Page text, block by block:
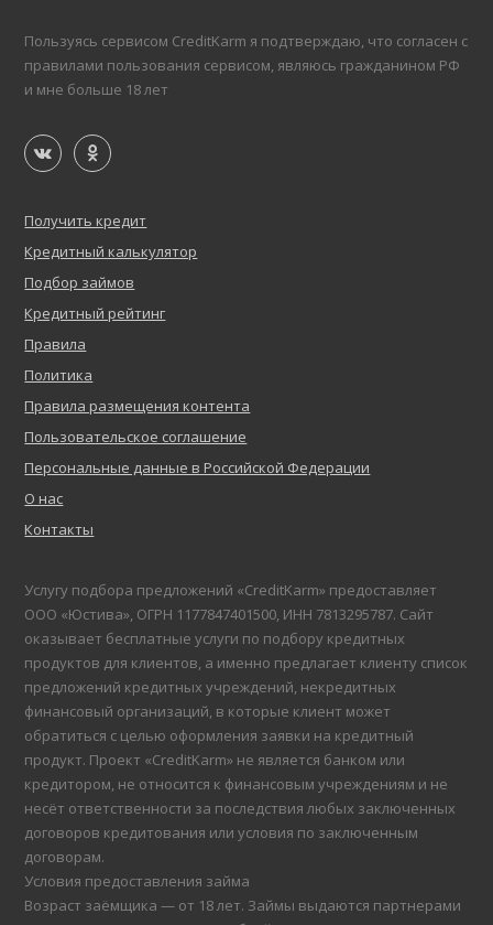
Пользуясь сервисом CreditKarm я подтверждаю, что согласен с
правилами пользования сервисом, являюсь гражданином РФ
и мне больше 18 лет
Получить кредит
Кредитный калькулятор
Подбор займов
Кредитный рейтинг
Правила
Политика
Правила размещения контента
Пользовательское соглашение
Персональные данные в Российской Федерации
О нас
Контакты
Услугу подбора предложений «CreditKarm» предоставляет
ООО «Юстива», ОГРН 1177847401500, ИНН 7813295787. Сайт
оказывает бесплатные услуги по подбору кредитных
продуктов для клиентов, а именно предлагает клиенту список
предложений кредитных учреждений, некредитных
финансовый организаций, в которые клиент может
обратиться с целью оформления заявки на кредитный
продукт. Проект «CreditKarm» не является банком или
кредитором, не относится к финансовым учреждениям и не
несёт ответственности за последствия любых заключенных
договоров кредитования или условия по заключенным
договорам.
Условия предоставления займа
Возраст заёмщика — от 18 лет. Займы выдаются партнерами